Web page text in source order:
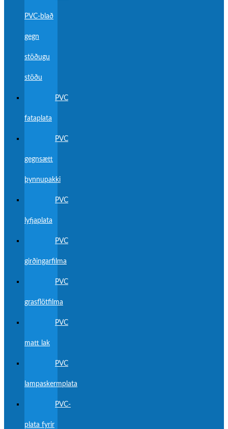
PVC-blað
gegn
stöðugu
stöðu
PVC
fataplata
PVC
gegnsætt
þynnupakki
PVC
lyfjaplata
PVC
girðingarfilma
PVC
grasflötfilma
PVC
matt lak
PVC
lampaskermplata
PVC-
plata fyrir